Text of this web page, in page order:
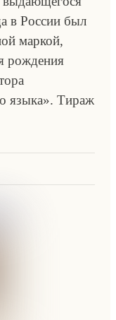
в России был
маркой,
рождения
языка». Тираж